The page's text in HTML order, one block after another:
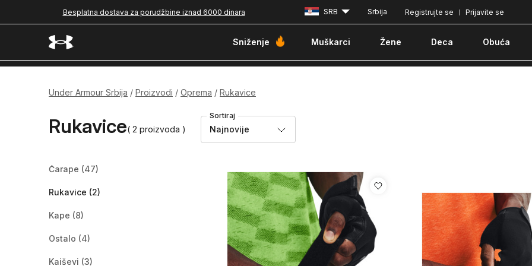
Besplatna dostava za porudžbine iznad 6000 dinara Plaćanje karticom ili pouzećem Prijavite se
Registrujte se
SRB Srbija
Sniženje Muškarci Žene Deca Obuća
Under Armour Srbija Proizvodi Oprema Rukavice
Rukavice( 2 proizvoda )
Sortiraj
Najnovije
Čarape (47)
Rukavice (2)
Kape (8)
Ostalo (4)
Kaiševi (3)